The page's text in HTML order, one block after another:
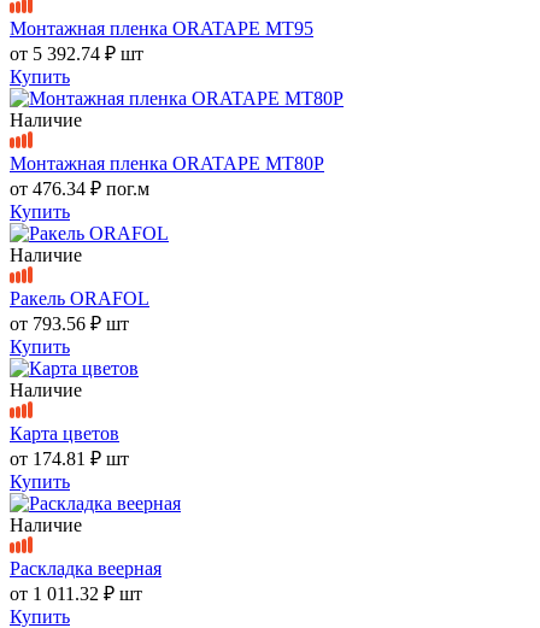
Монтажная пленка ORATAPE MT95
от 5 392.74 ₽ шт
Купить
Наличие
Монтажная пленка ORATAPE MT80P
от 476.34 ₽ пог.м
Купить
Наличие
Ракель ORAFOL
от 793.56 ₽ шт
Купить
Наличие
Карта цветов
от 174.81 ₽ шт
Купить
Наличие
Раскладка веерная
от 1 011.32 ₽ шт
Купить